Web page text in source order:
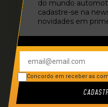
do mundo
cadastre-se na
novidades em
Concordo em receber as